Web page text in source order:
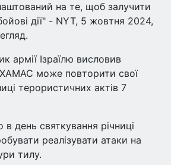
на те, щоб залучити
дії" - NYT, 5 жовтня 2024,
армії Ізраїлю висловив
може повторити свої
терористичних актів 7
день святкування річниці
реалізувати атаки на
тилу.